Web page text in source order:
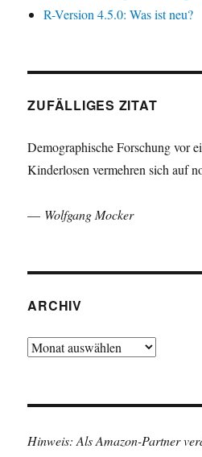
R-Version 4.5.0: Was ist neu?
ZUFÄLLIGES ZITAT
Demographische Forschung vor
Kinderlosen vermehren sich auf
— Wolfgang Mocker
ARCHIV
Archiv
Hinweis: Als Amazon-Partner